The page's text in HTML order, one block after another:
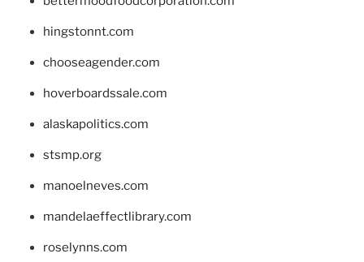
hingstonnt.com
chooseagender.com
hoverboardssale.com
alaskapolitics.com
stsmp.org
manoelneves.com
mandelaeffectlibrary.com
roselynns.com